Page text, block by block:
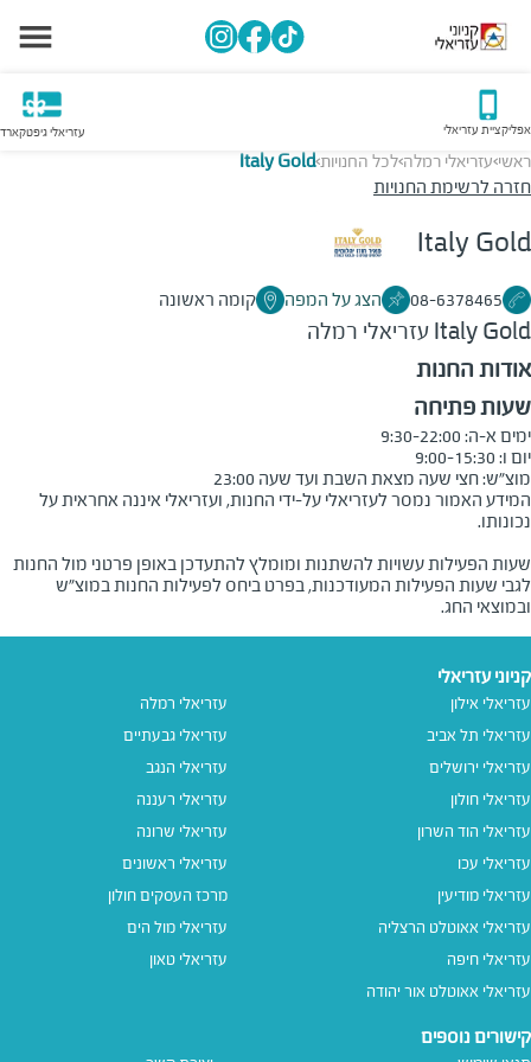
אפליקציית עזריאלי עזריאלי גיפטקארד
ראשי>עזריאלי רמלה>לכל החנויות>
Italy Gold
חזרה לרשימת החנויות
Italy Gold
08-6378465 הצג על המפה קומה ראשונה
Italy Gold עזריאלי רמלה
אודות החנות
שעות פתיחה
מוצ״ש: חצי שעה מצאת השבת ועד שעה 23:00
המידע האמור נמסר לעזריאלי על-ידי החנות, ועזריאלי איננה אחראית על
שעות הפעילות עשויות להשתנות ומומלץ להתעדכן באופן פרטני מול החנות
לגבי שעות הפעילות המעודכנות, בפרט ביחס לפעילות החנות במוצ"ש
ובמוצאי החג.
קניוני עזריאלי
עזריאלי אילון
עזריאלי תל אביב
עזריאלי ירושלים
עזריאלי חולון
עזריאלי הוד השרון
עזריאלי עכו
עזריאלי מודיעין
עזריאלי אאוטלט הרצליה
עזריאלי חיפה
עזריאלי אאוטלט אור יהודה
עזריאלי רמלה
עזריאלי גבעתיים
עזריאלי הנגב
עזריאלי רעננה
עזריאלי שרונה
עזריאלי ראשונים
מרכז העסקים חולון
עזריאלי מול הים
עזריאלי טאון
קישורים נוספים